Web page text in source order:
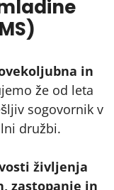
in
že od leta
sogovornik v
družbi.
življenja
zastopanje in